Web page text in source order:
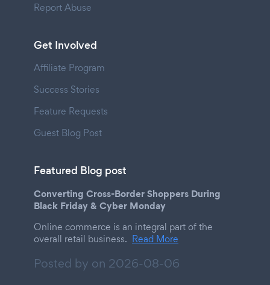
Report Abuse
Get Involved
Affiliate Program
Success Stories
Feature Requests
Guest Blog Post
Featured Blog post
Converting Cross-Border Shoppers During
Black Friday & Cyber Monday
Online commerce is an integral part of the
overall retail business. Read More
Posted by on 2026-08-06